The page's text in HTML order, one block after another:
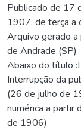
Publicado de 17
1907, de terça a
Arquivo gerado
de Andrade (SP)
Abaixo do título
Interrupção da
(26 de julho de
numérica a partir
de 1906)